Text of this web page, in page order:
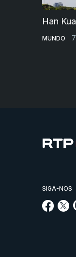
Han
MUNDO
SIGA-NOS